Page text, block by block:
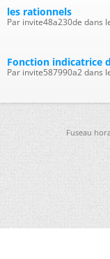
les rationnels
Par invite48a230de dans
Fonction indicatrice
Par invite587990a2 dans
Fuseau